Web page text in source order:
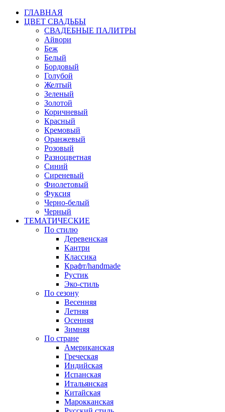
ГЛАВНАЯ
ЦВЕТ СВАДЬБЫ
СВАДЕБНЫЕ ПАЛИТРЫ
Айвори
Беж
Белый
Бордовый
Голубой
Желтый
Зеленый
Золотой
Коричневый
Красный
Кремовый
Оранжевый
Розовый
Разноцветная
Синий
Сиреневый
Фиолетовый
Фуксия
Черно-белый
Черный
ТЕМАТИЧЕСКИЕ
По стилю
Деревенская
Кантри
Классика
Крафт/handmade
Рустик
Эко-стиль
По сезону
Весенняя
Летняя
Осенняя
Зимняя
По стране
Американская
Греческая
Индийская
Испанская
Итальянская
Китайская
Марокканская